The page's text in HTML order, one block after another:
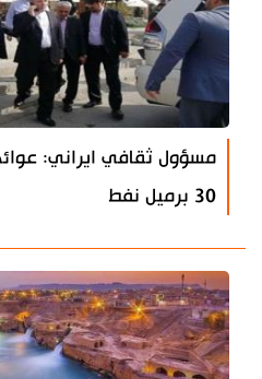
مسؤول ثقافي ايراني:
30 برميل نفط